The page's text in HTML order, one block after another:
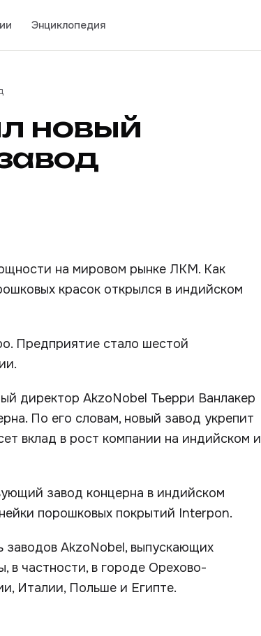
Энциклопедия
новый
на мировом рынке ЛКМ. Как
красок открылся в индийском
Предприятие стало шестой
директор AkzoNobel Тьерри Ванлакер
По его словам, новый завод укрепит
вклад в рост компании на индийском и
завод концерна в индийском
порошковых покрытий Interpon.
заводов AkzoNobel, выпускающих
в частности, в городе Орехово-
Италии, Польше и Египте.